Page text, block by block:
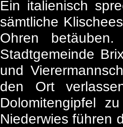
Ein italienisch
sämtliche
Ohren
Stadtgemeinde
und
den Ort
Dolomitengipfel
Niederwies führen